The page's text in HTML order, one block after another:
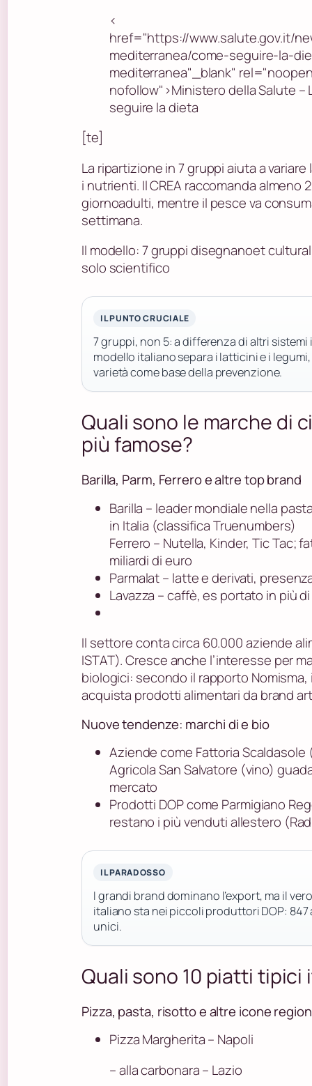
<
href="https://www.salute.gov.it/
mediterranea/come-seguire-la-
mediterranea"_blank"
nofollow">Ministero della Salute –
seguire la dieta
[te]
La ripartizione in 7 gruppi aiuta a
i nutrienti. Il CREA raccomanda almeno
giornoadulti, mentre il pesce va
settimana.
Il modello: 7 gruppi disegnanoet
solo scientifico
IL PUNTO CRUCIALE
7 gruppi, non 5: a differenza di altri
modello italiano separa i latticini e i
varietà come base della prevenzione.
Quali sono le marche di
più famose?
Barilla, Parm, Ferrero e altre top brand
Barilla – leader mondiale nella
in Italia (classifica Truenumbers)
Ferrero – Nutella, Kinder, Tic Tac;
miliardi di euro
Parmalat – latte e derivati,
Lavazza – caffè, es portato in più
Il settore conta circa 60.000 aziende
ISTAT). Cresce anche l’interesse per
biologici: secondo il rapporto
acquista prodotti alimentari da brand
Nuove tendenze: marchi di e bio
Aziende come Fattoria Scaldasole
Agricola San Salvatore (vino)
mercato
Prodotti DOP come Parmigiano
restano i più venduti allestero
IL PARADOSSO
I grandi brand dominano l’export, ma il
italiano sta nei piccoli produttori DOP:
unici.
Quali sono 10 piatti tipici
Pizza, pasta, risotto e altre icone
Pizza Margherita – Napoli
– alla carbonara – Lazio